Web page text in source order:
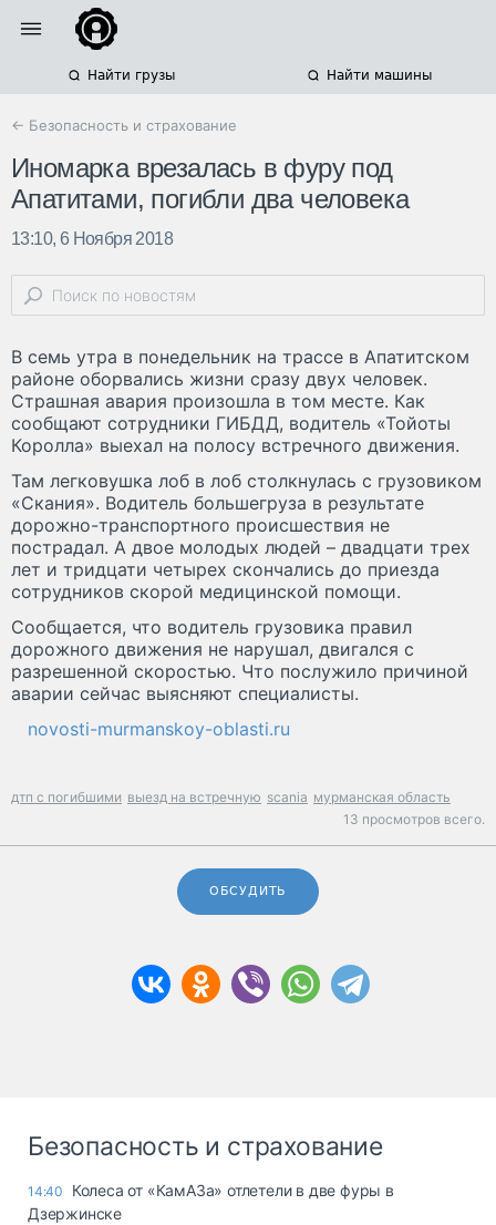
Найти грузы Найти машины
← Безопасность и страхование
Иномарка врезалась в фуру под
Апатитами, погибли два человека
13:10, 6 Ноября 2018
В семь утра в понедельник на трассе в Апатитском
районе оборвались жизни сразу двух человек.
Страшная авария произошла в том месте. Как
сообщают сотрудники ГИБДД, водитель «Тойоты
Королла» выехал на полосу встречного движения.
Там легковушка лоб в лоб столкнулась с грузовиком
«Скания». Водитель большегруза в результате
дорожно-транспортного происшествия не
пострадал. А двое молодых людей – двадцати трех
лет и тридцати четырех скончались до приезда
сотрудников скорой медицинской помощи.
Сообщается, что водитель грузовика правил
дорожного движения не нарушал, двигался с
разрешенной скоростью. Что послужило причиной
аварии сейчас выясняют специалисты.
novosti-murmanskoy-oblasti.ru
дтп с погибшими выезд на встречную scania мурманская область
13 просмотров всего.
ОБСУДИТЬ
Безопасность и страхование
14:40
Колеса от «КамАЗа» отлетели в две фуры в
Дзержинске